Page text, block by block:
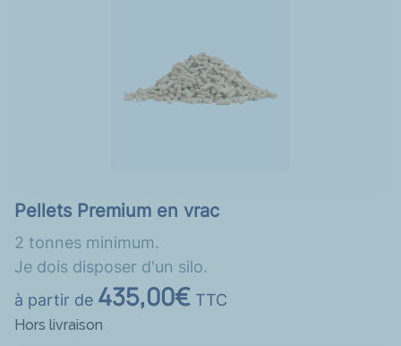
Pellets Premium en vrac
2 tonnes minimum.
Je dois disposer d'un silo.
à partir de 435,00€ TTC
Hors livraison